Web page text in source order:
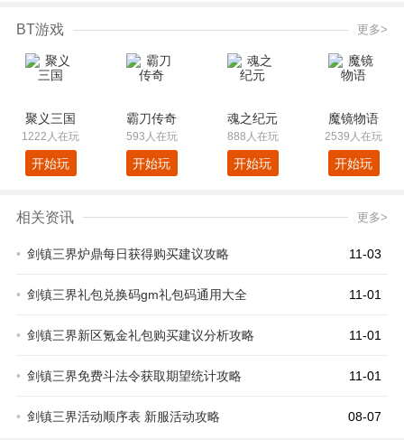
BT游戏 更多>
聚义三国
1222人在玩
开始玩
霸刀传奇
593人在玩
开始玩
魂之纪元
888人在玩
开始玩
魔镜物语
2539人在玩
开始玩
相关资讯 更多>
• 剑镇三界炉鼎每日获得购买建议攻略 11-03
• 剑镇三界礼包兑换码gm礼包码通用大全 11-01
• 剑镇三界新区氪金礼包购买建议分析攻略 11-01
• 剑镇三界免费斗法令获取期望统计攻略 11-01
• 剑镇三界活动顺序表 新服活动攻略 08-07